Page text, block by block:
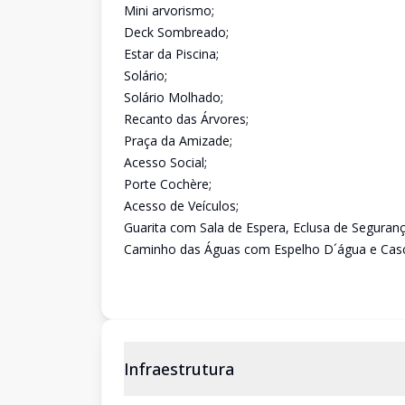
Mini arvorismo;
Deck Sombreado;
Estar da Piscina;
Solário;
Solário Molhado;
Recanto das Árvores;
Praça da Amizade;
Acesso Social;
Porte Cochère;
Acesso de Veículos;
Guarita com Sala de Espera, Eclusa de
Caminho das Águas com Espelho D´água e
Infraestrutura